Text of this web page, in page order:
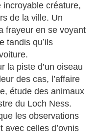
créature,
de la ville. Un
frayeur en se voyant
tandis qu’ils
la piste d’un oiseau
des cas, l’affaire
étude des animaux
du Loch Ness.
les observations
avec celles d’ovnis